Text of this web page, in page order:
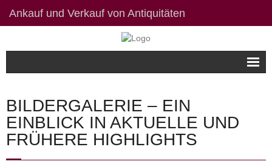
Ankauf und Verkauf von Antiquitäten
Bildergalerie
Kontakt / Links
Datenschutzerklärung
BILDERGALERIE – EIN
EINBLICK IN AKTUELLE UND
FRÜHERE HIGHLIGHTS